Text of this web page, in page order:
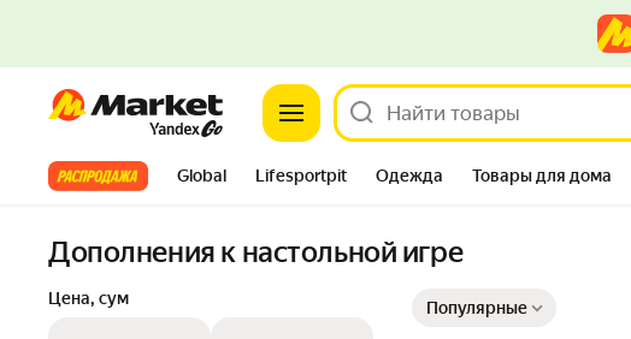
Market
Все хиты Global Lifesportpit Одежда Товары для дома
Дополнения к настольной игре
Цена, сум Популярные